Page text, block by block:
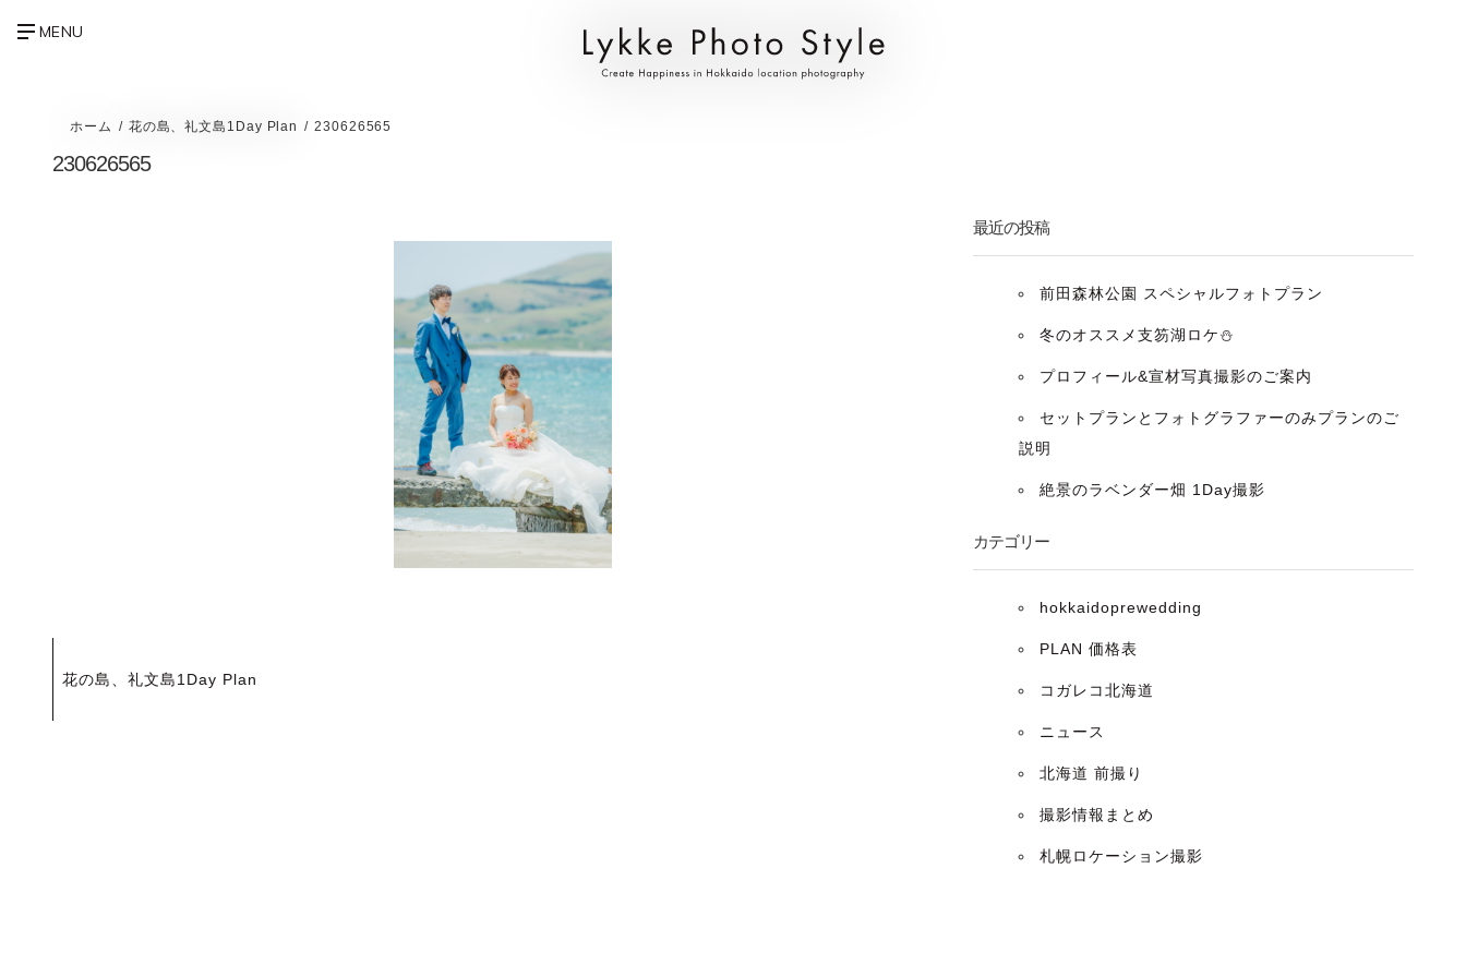
ホーム 花の島、礼文島1Day Plan 230626565
230626565
投
稿
花の島、礼文島1Day Plan
最近の投稿
前田森林公園 スペシャルフォトプラン
冬のオススメ支笏湖ロケ⛄️
プロフィール&宣材写真撮影のご案内
セットプランとフォトグラファーのみプランのご
説明
絶景のラベンダー畑 1Day撮影
カテゴリー
hokkaidoprewedding
PLAN 価格表
コガレコ北海道
ニュース
北海道 前撮り
撮影情報まとめ
札幌ロケーション撮影